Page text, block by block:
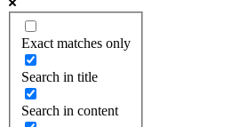
Exact matches only
Search in title
Search in content